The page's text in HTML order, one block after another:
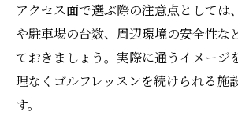
アクセス面で選ぶ際の注意点としては
や駐車場の台数、周辺環境の安全性な
ておきましょう。実際に通うイメージ
理なくゴルフレッスンを続けられる施
す。